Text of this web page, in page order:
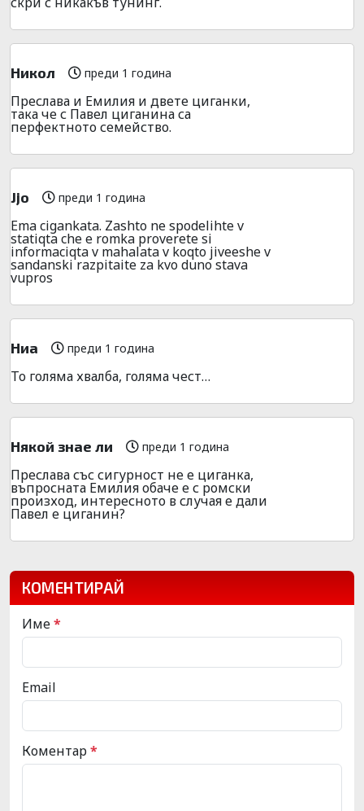
Никол преди 1 година
Преслава и Емилия и двете циганки,
така че с Павел циганина са
перфектното семейство.
Jjo преди 1 година
Ema cigankata. Zashto ne spodelihte v
statiqta che e romka proverete si
informaciqta v mahalata v koqto jiveeshe v
sandanski razpitaite za kvo duno stava
vupros
Ниа преди 1 година
То голяма хвалба, голяма чест…
Някой знае ли преди 1 година
Преслава със сигурност не е циганка,
въпросната Емилия обаче е с ромски
произход, интересното в случая е дали
Павел е циганин?
КОМЕНТИРАЙ
Име*
Email
Коментар*